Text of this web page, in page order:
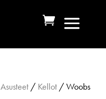
Asusteet/ Kellot/ Woobs